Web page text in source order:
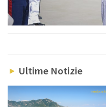
Ultime Notizie